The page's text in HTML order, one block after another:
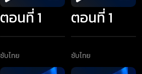
ตอนที่ 1
ซับไทย
ตอนที่ 1
ซับไทย